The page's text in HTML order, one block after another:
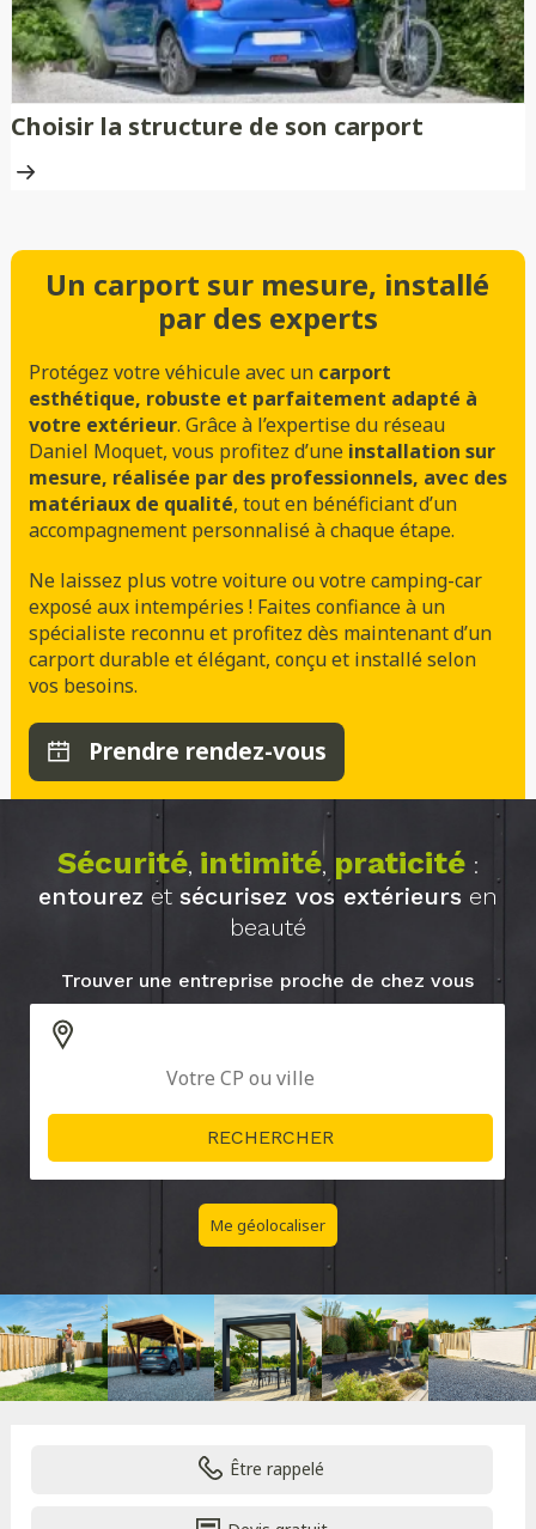
Choisir la structure de son carport
Un carport sur mesure, installé
par des experts
Protégez votre véhicule avec un carport
esthétique, robuste et parfaitement adapté à
votre extérieur. Grâce à l’expertise du réseau
Daniel Moquet, vous profitez d’une installation sur
mesure, réalisée par des professionnels, avec des
matériaux de qualité, tout en bénéficiant d’un
accompagnement personnalisé à chaque étape.
Ne laissez plus votre voiture ou votre camping-car
exposé aux intempéries ! Faites confiance à un
spécialiste reconnu et profitez dès maintenant d’un
carport durable et élégant, conçu et installé selon
vos besoins.
Prendre rendez-vous
Sécurité, intimité, praticité:
entourez et sécurisez vos extérieurs en
beauté
Trouver une entreprise proche de chez vous
Me géolocaliser
Être rappelé